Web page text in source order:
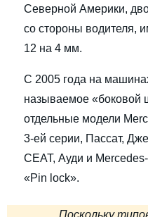
Северной Америки,
со стороны водителя,
12 на 4 мм.
С 2005 года на
называемое
отдельные модели
3-ей серии, Пассат,
СЕАТ, Ауди и
«Pin lock».